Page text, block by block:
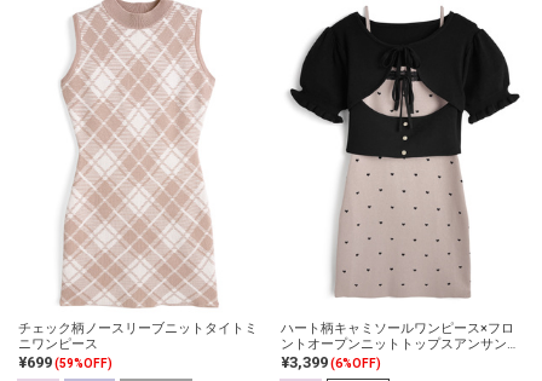
チェック柄ノースリーブニットタイトミ
ニワンピース
¥699(59%OFF)
ハート柄キャミソールワンピース×フロ
ントオープンニットトップスアンサンブ
ル
¥3,399(6%OFF)